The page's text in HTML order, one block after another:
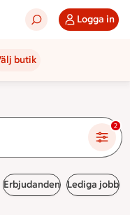
Logga in
butik
2
Erbjudanden Lediga jobb